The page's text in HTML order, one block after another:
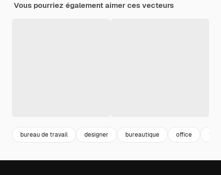
Vous pourriez également aimer ces vecteurs
bureau de travail designer bureautique office